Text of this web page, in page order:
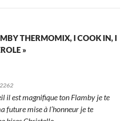
THERMOMIX, I COOK IN, I
»
il est magnifique ton Flamby je te
future mise à l’honneur je te